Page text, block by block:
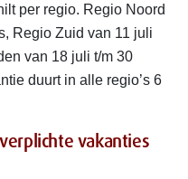
per regio. Regio Noord
Regio Zuid van 11 juli
van 18 juli t/m 30
duurt in alle regio’s 6
vakanties